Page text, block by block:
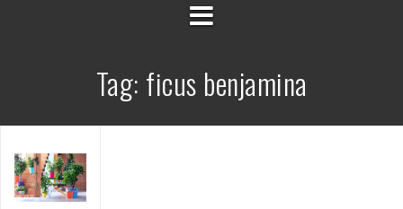
Tag: ficus benjamina